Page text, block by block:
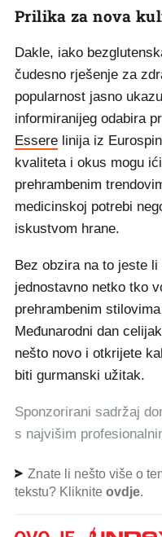
Prilika za nova
Dakle, iako
čudesno rješenje za
popularnost jasno
informiranijeg odabira
Essere linija iz
kvaliteta i okus mogu
prehrambenim
medicinskoj potrebi
iskustvom hrane.
Bez obzira na to jeste
jednostavno netko tko
prehrambenim
Međunarodni dan
nešto novo i otkrijete
biti gurmanski užitak.
Sponzorirani sadržaj
s najvišim
Znate li nešto više o
tekstu? Kliknite ovdje.